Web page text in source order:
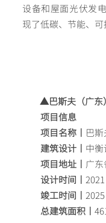
设备和屋面光伏发
现了低碳、节能、可
▲巴斯夫（广东
项目信息
项目名称丨 巴
建筑设计丨 中
项目地址丨 广
设计时间丨2021
竣工时间丨2025
总建筑面积丨